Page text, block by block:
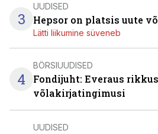
3
UUDISED
Hepsor on platsis uute
Lätti liikumine süveneb
4
BÖRSIUUDISED
Fondijuht: Everaus
võlakirjatingimusi
UUDISED